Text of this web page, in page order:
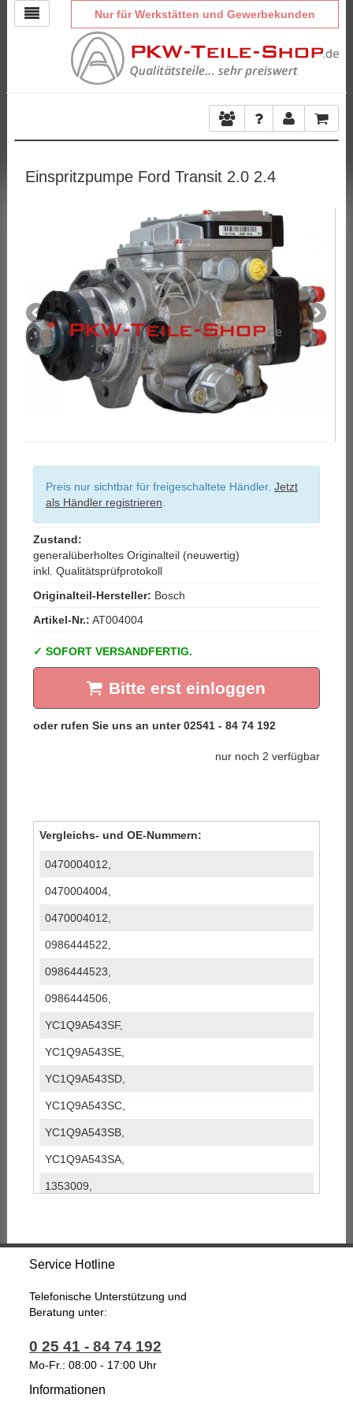
Nur für Werkstätten und Gewerbekunden
Einspritzpumpe Ford Transit 2.0 2.4
Preis nur sichtbar für freigeschaltete Händler. Jetzt
als Händler registrieren
Zustand:
generalüberholtes Originalteil (neuwertig)
inkl. Qualitätsprüfprotokoll
Originalteil-Hersteller: Bosch
Artikel-Nr.: AT004004
SOFORT VERSANDFERTIG.
Bitte erst einloggen
nur noch 2 verfügbar
Vergleichs- und OE-Nummern:
0470004012,
0470004004,
0470004012,
0986444522,
0986444523,
0986444506,
YC1Q9A543SF,
YC1Q9A543SE,
YC1Q9A543SD,
YC1Q9A543SC,
YC1Q9A543SB,
YC1Q9A543SA,
1353009,
1209171,
1130379,
1104228,
1353439,
rmyc1q9a543sf,
Service Hotline
Telefonische Unterstützung und
Beratung unter:
0 25 41 - 84 74 192
Mo-Fr.: 08:00 - 17:00 Uhr
Informationen